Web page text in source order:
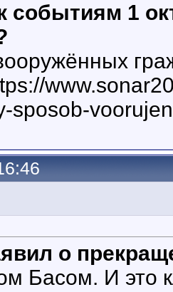
событиям 1
sposob-
о
Басом. И это